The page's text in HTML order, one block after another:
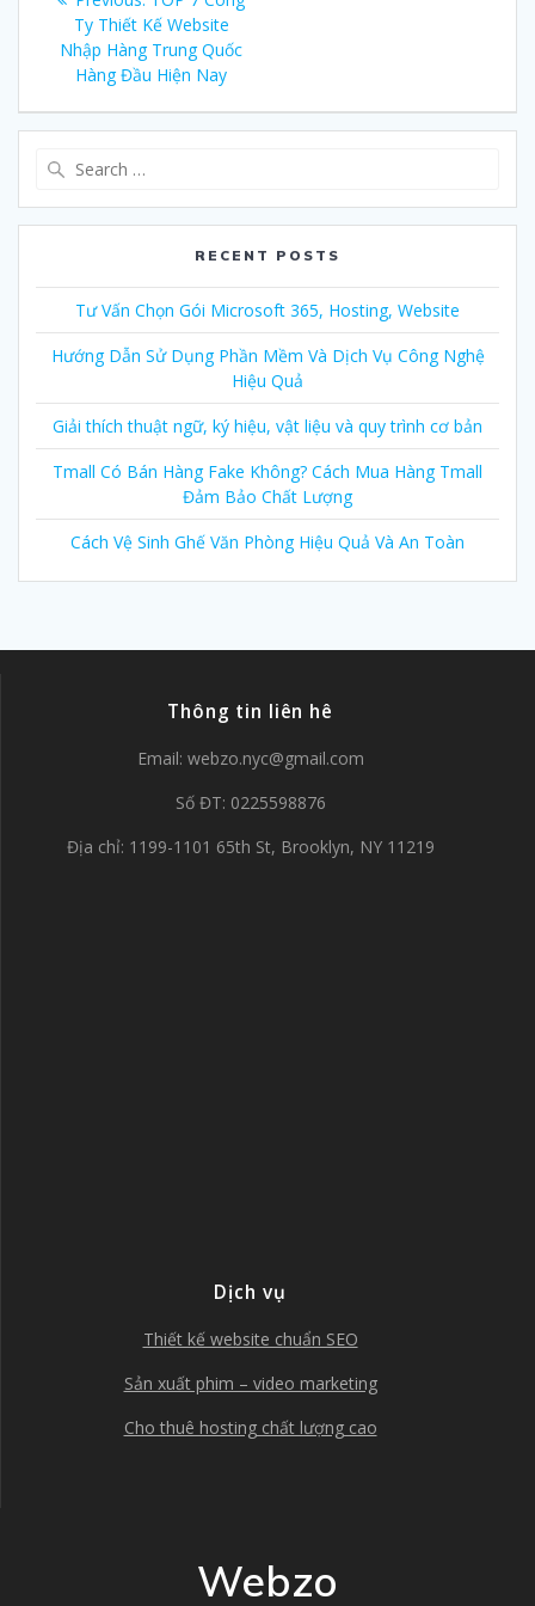
navigation
post:
Ty Thiết Kế Website
Nhập Hàng Trung Quốc
Hàng Đầu Hiện Nay
RECENT POSTS
Tư Vấn Chọn Gói Microsoft 365, Hosting, Website
Hướng Dẫn Sử Dụng Phần Mềm Và Dịch Vụ Công Nghệ
Hiệu Quả
Giải thích thuật ngữ, ký hiệu, vật liệu và quy trình cơ bản
Tmall Có Bán Hàng Fake Không? Cách Mua Hàng Tmall
Đảm Bảo Chất Lượng
Cách Vệ Sinh Ghế Văn Phòng Hiệu Quả Và An Toàn
Thông tin liên hê
Email: webzo.nyc@gmail.com
Số ĐT: 0225598876
Địa chỉ: 1199-1101 65th St, Brooklyn, NY 11219
Dịch vụ
Thiết kế website chuẩn SEO
Sản xuất phim – video marketing
Cho thuê hosting chất lượng cao
Webzo